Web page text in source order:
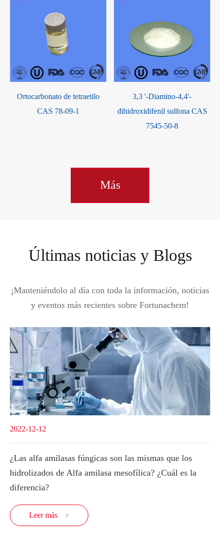
3,3 '-Diamino-4,4'-
dihidroxidifenil sulfona CAS
17-hidroxi-6-metilenpregn-4-
ene-3, 20-diona 17-acetato
CAS 32634-95-0
Más
Últimas noticias y Blogs
¡Manteniéndolo al día con toda la información, noticias
y eventos más recientes sobre Fortunachem!
2022-12-12
¿Las alfa amilasas fúngicas son las mismas que los
hidrolizados de Alfa amilasa mesofílica? ¿Cuál es la
diferencia?
Leer más 